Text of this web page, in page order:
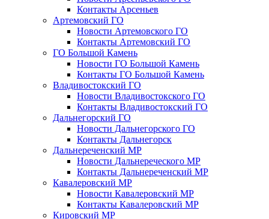
Контакты Арсеньев
Артемовский ГО
Новости Артемовского ГО
Контакты Артемовский ГО
ГО Большой Камень
Новости ГО Большой Камень
Контакты ГО Большой Камень
Владивостокский ГО
Новости Владивостокского ГО
Контакты Владивостокский ГО
Дальнегорский ГО
Новости Дальнегорского ГО
Контакты Дальнегорск
Дальнереченский МР
Новости Дальнереческого МР
Контакты Дальнереченский МР
Кавалеровский МР
Новости Кавалеровский МР
Контакты Кавалеровский МР
Кировский МР